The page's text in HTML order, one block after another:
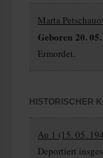
Marta
Geboren 20.
Ermordet.
HISTORISCHER
Au 1 (15. 05.
Deportiert